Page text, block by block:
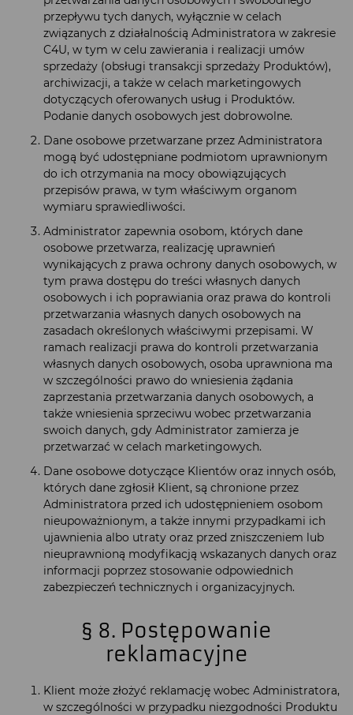
przepływu tych danych, wyłącznie w celach
związanych z działalnością Administratora w zakresie
C4U, w tym w celu zawierania i realizacji umów
sprzedaży (obsługi transakcji sprzedaży Produktów),
archiwizacji, a także w celach marketingowych
dotyczących oferowanych usług i Produktów.
Podanie danych osobowych jest dobrowolne.
Dane osobowe przetwarzane przez Administratora
mogą być udostępniane podmiotom uprawnionym
do ich otrzymania na mocy obowiązujących
przepisów prawa, w tym właściwym organom
wymiaru sprawiedliwości.
Administrator zapewnia osobom, których dane
osobowe przetwarza, realizację uprawnień
wynikających z prawa ochrony danych osobowych, w
tym prawa dostępu do treści własnych danych
osobowych i ich poprawiania oraz prawa do kontroli
przetwarzania własnych danych osobowych na
zasadach określonych właściwymi przepisami. W
ramach realizacji prawa do kontroli przetwarzania
własnych danych osobowych, osoba uprawniona ma
w szczególności prawo do wniesienia żądania
zaprzestania przetwarzania danych osobowych, a
także wniesienia sprzeciwu wobec przetwarzania
swoich danych, gdy Administrator zamierza je
przetwarzać w celach marketingowych.
Dane osobowe dotyczące Klientów oraz innych osób,
których dane zgłosił Klient, są chronione przez
Administratora przed ich udostępnieniem osobom
nieupoważnionym, a także innymi przypadkami ich
ujawnienia albo utraty oraz przed zniszczeniem lub
nieuprawnioną modyfikacją wskazanych danych oraz
informacji poprzez stosowanie odpowiednich
zabezpieczeń technicznych i organizacyjnych.
§ 8. Postępowanie
reklamacyjne
Klient może złożyć reklamację wobec Administratora,
w szczególności w przypadku niezgodności Produktu